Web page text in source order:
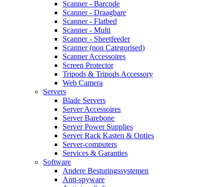
Scanner - Barcode
Scanner - Draagbare
Scanner - Flatbed
Scanner - Multi
Scanner - Sheetfeeder
Scanner (non Categorised)
Scanner Accessoires
Screen Protector
Tripods & Tripods Accessory
Web Camera
Servers
Blade Servers
Server Accessoires
Server Barebone
Server Power Supplies
Server Rack Kasten & Opties
Server-computers
Services & Garanties
Software
Andere Besturingssystemen
Anti-spyware